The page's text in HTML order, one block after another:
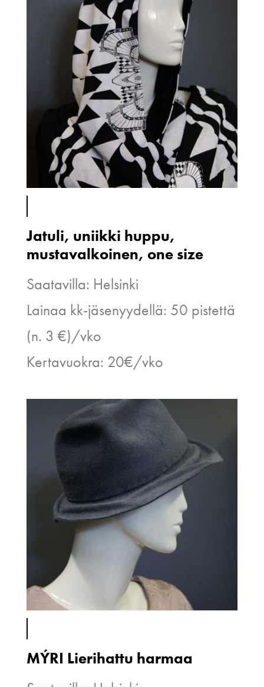
Jatuli, uniikki huppu,
mustavalkoinen, one size
Saatavilla: Helsinki
Lainaa kk-jäsenyydellä: 50 pistettä
(n. 3 €)/vko
Kertavuokra: 20€/vko
MÝRI Lierihattu harmaa